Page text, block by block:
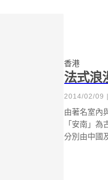
香港
法式浪
2014/02/09 |
由著名室內
「安南」
分別由中國